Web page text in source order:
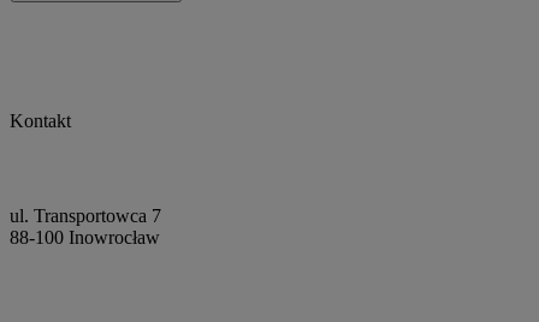
Kontakt
ul. Transportowca 7
88-100 Inowrocław